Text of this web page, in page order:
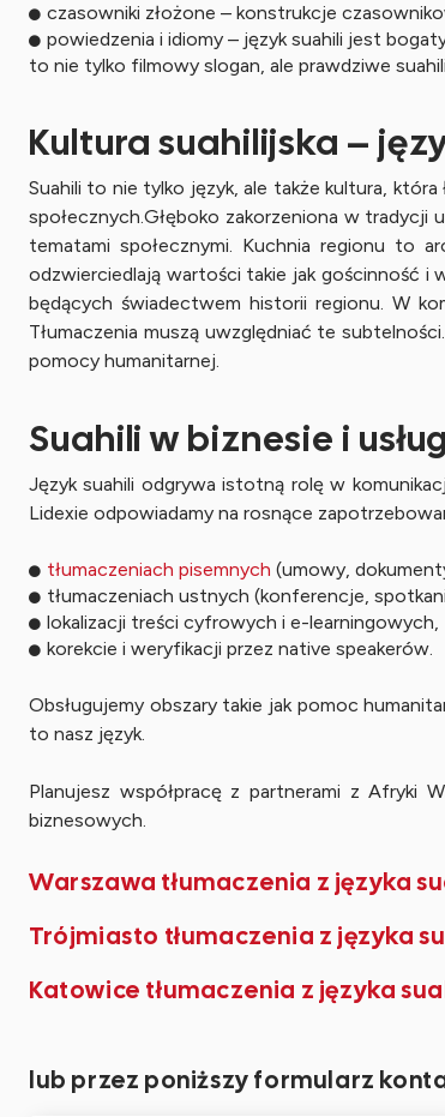
czasowniki złożone – konstrukcje
powiedzenia i idiomy – język suahili jest
to nie tylko filmowy slogan, ale prawdziwe
Kultura suahilijska –
Suahili to nie tylko język, ale także kultura,
społecznych.Głęboko zakorzeniona w tradycji
tematami społecznymi. Kuchnia regionu to
odzwierciedlają wartości takie jak gościnność i
będących świadectwem historii regionu. W
Tłumaczenia muszą uwzględniać te
pomocy humanitarnej.
Suahili w biznesie i
Język suahili odgrywa istotną rolę w
Lidexie odpowiadamy na rosnące
tłumaczeniach pisemnych (umowy,
tłumaczeniach ustnych (konferencje,
lokalizacji treści cyfrowych i e-learningowych,
korekcie i weryfikacji przez native speakerów.
Obsługujemy obszary takie jak pomoc
to nasz język.
Planujesz współpracę z partnerami z Afryki
biznesowych.
Warszawa tłumaczenia z języka
Trójmiasto tłumaczenia z języka
Katowice tłumaczenia z języka
lub przez poniższy formularz